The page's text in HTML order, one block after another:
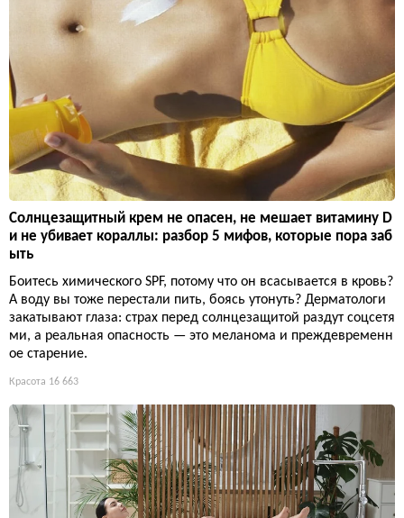
Солнцезащитный крем не опасен, не мешает витамину D
и не убивает кораллы: разбор 5 мифов, которые пора заб
ыть
Боитесь химического SPF, потому что он всасывается в кровь?
А воду вы тоже перестали пить, боясь утонуть? Дерматологи
закатывают глаза: страх перед солнцезащитой раздут соцсетя
ми, а реальная опасность — это меланома и преждевременн
ое старение.
Красота 16 663